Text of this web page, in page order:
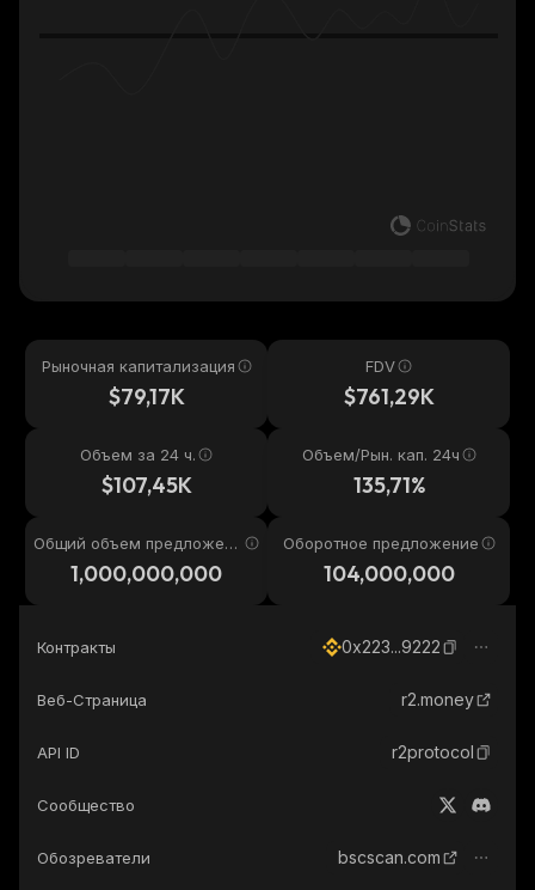
Рыночная капитализация
$79,17K
FDV
$761,29K
Объем за 24 ч.
$107,45K
Объем/Рын. кап. 24ч
135,71%
Общий объем предложени
1,000,000,000
Оборотное предложение
104,000,000
Контракты 0x223...9222
Веб-Страница r2.money
API ID r2protocol
Сообщество
Обозреватели bscscan.com